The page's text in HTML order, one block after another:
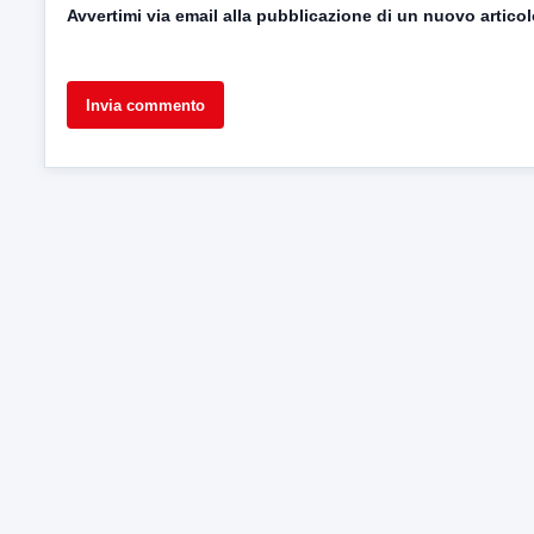
Avvertimi via email alla pubblicazione di un nuovo